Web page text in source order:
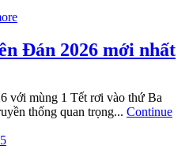
Đán 2026 mới nhất
với mùng 1 Tết rơi vào thứ Ba
thống quan trọng... Continue